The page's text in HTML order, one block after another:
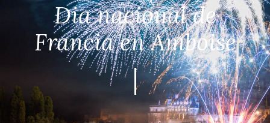
Dia nacional de
Francia en Amboise